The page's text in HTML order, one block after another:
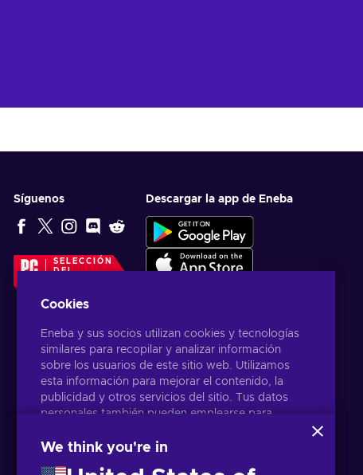
Síguenos
SELECCIÓN
DEL
Descargar la app de Eneba
Cookies
Eneba y sus socios utilizan cookies y tecnologías
similares para recopilar y analizar información
sobre los usuarios de este sitio web. Utilizamos
esta información para mejorar el contenido, la
publicidad y otros servicios del sitio. Tus datos
personales también pueden emplearse para
Al hacer clic en «Aceptar todo», das tu
We think you're in